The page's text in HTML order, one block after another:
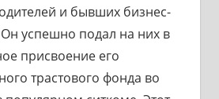
и бывших бизнес-
Он успешно подал на них в
присвоение его
трастового фонда во